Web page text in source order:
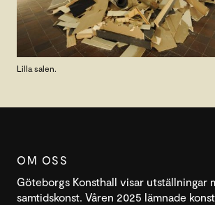
Lilla salen.
OM OSS
Göteborgs Konsthall visar utställningar
samtidskonst. Våren 2025 lämnade